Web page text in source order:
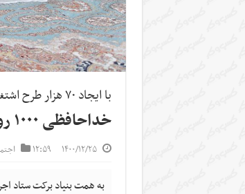
با ایجاد ۷۰ هزار طرح اشتغال‌زایی محقق می‌شود؛
خداحافظی ۱۰۰۰ روستای برکت با بیکاری
۱۴۰۰/۱۲/۲۵ ۱۲:۵۹
به همت بنیاد برکت ستاد اجرایی فرمان